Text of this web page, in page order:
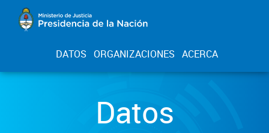
DATOS ORGANIZACIONES ACERCA
Datos